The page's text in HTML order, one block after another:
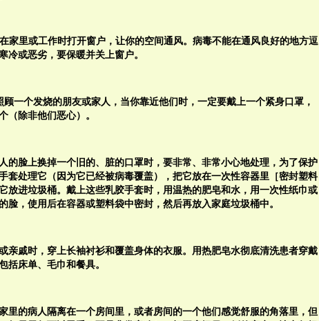
家里或工作时打开窗户，让你的空间通风。病毒不能在通风良好的地方逗
冷或恶劣，要保暖并关上窗户。
顾一个发烧的朋友或家人，当你靠近他们时，一定要戴上一个紧身口罩，
（除非他们恶心）。
的脸上换掉一个旧的、脏的口罩时，要非常、非常小心地处理，为了保护
套处理它（因为它已经被病毒覆盖），把它放在一次性容器里［密封塑料
放进垃圾桶。戴上这些乳胶手套时，用温热的肥皂和水，用一次性纸巾或
脸，使用后在容器或塑料袋中密封，然后再放入家庭垃圾桶中。
亲戚时，穿上长袖衬衫和覆盖身体的衣服。用热肥皂水彻底清洗患者穿戴
括床单、毛巾和餐具。
里的病人隔离在一个房间里，或者房间的一个他们感觉舒服的角落里，但